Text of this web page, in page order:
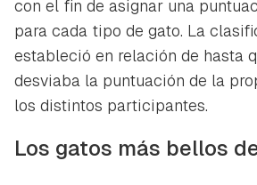
con el fin de asignar una
para cada tipo de gato. La
estableció en relación de hasta
desviaba la puntuación de la
los distintos participantes.
Los gatos más bellos